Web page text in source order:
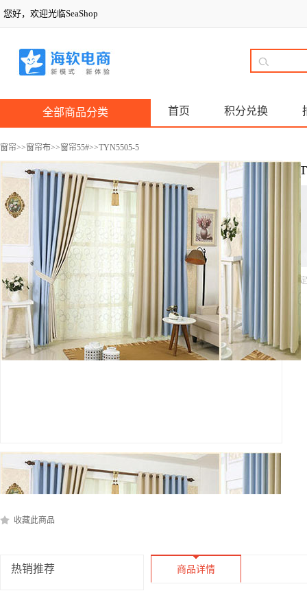
您好，欢迎光临SeaShop
全部商品分类 首页 积分兑换
窗帘>>窗帘布>>窗帘55#>>TYN5505-5
收藏此商品
热销推荐 商品详情